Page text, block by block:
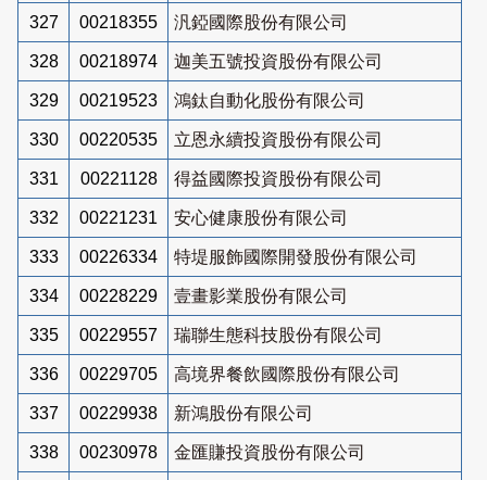
327 00218355 汎錏國際股份有限公司
328 00218974 迦美五號投資股份有限公司
329 00219523 鴻鈦自動化股份有限公司
330 00220535 立恩永續投資股份有限公司
331 00221128 得益國際投資股份有限公司
332 00221231 安心健康股份有限公司
333 00226334 特堤服飾國際開發股份有限公司
334 00228229 壹畫影業股份有限公司
335 00229557 瑞聯生態科技股份有限公司
336 00229705 高境界餐飲國際股份有限公司
337 00229938 新鴻股份有限公司
338 00230978 金匯賺投資股份有限公司